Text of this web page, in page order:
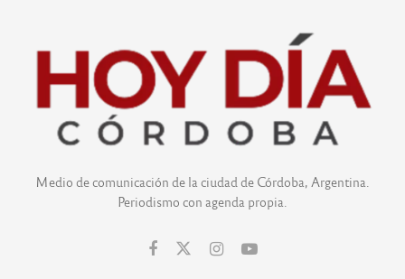
Medio de comunicación de la ciudad de Córdoba, Argentina.
Periodismo con agenda propia.